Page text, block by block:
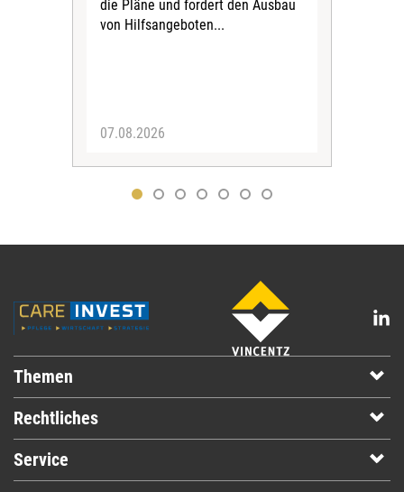
die Pläne und fordert den Ausbau
von Hilfsangeboten...
07.08.2026
Themen
Rechtliches
Service